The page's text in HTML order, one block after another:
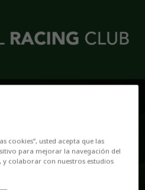
cookies”, usted acepta que las
para mejorar la navegación del
colaborar con nuestros estudios